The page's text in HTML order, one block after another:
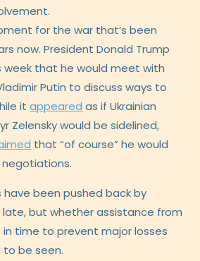
for the war that’s been
now. President Donald Trump
week that he would meet with
Putin to discuss ways to
itappeared as if Ukrainian
Zelensky would be sidelined,
that “of course” he would
have been pushed back by
late, but whether assistance from
time to prevent major losses
to be seen.